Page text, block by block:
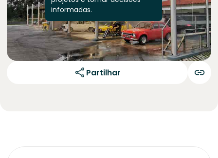
informadas.
Partilhar